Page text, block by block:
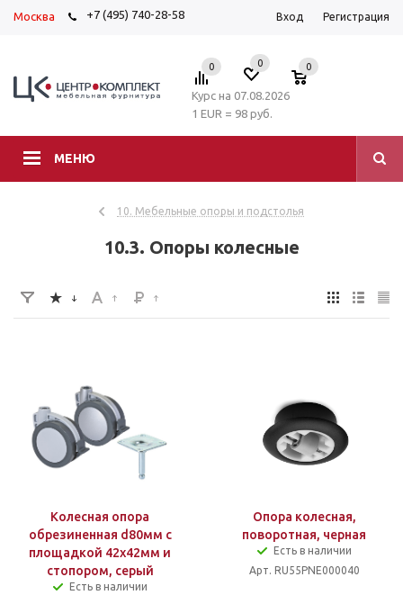
Москва +7 (495) 740-28-58 Вход Регистрация
МЕНЮ
0 0 0
Курс на 07.08.2026
1 EUR = 98 руб.
10. Мебельные опоры и подстолья
10.3. Опоры колесные
Колесная опора
обрезиненная d80мм с
площадкой 42х42мм и
стопором, серый
Есть в наличии
Опора колесная,
поворотная, черная
Есть в наличии
Арт. RU55PNE000040